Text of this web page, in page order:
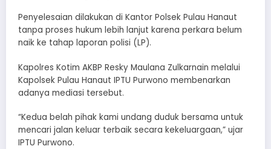
Penyelesaian dilakukan di Kantor Polsek Pulau Hanaut
tanpa proses hukum lebih lanjut karena perkara belum
naik ke tahap laporan polisi (LP).
Kapolres Kotim AKBP Resky Maulana Zulkarnain melalui
Kapolsek Pulau Hanaut IPTU Purwono membenarkan
adanya mediasi tersebut.
“Kedua belah pihak kami undang duduk bersama untuk
mencari jalan keluar terbaik secara kekeluargaan,” ujar
IPTU Purwono.